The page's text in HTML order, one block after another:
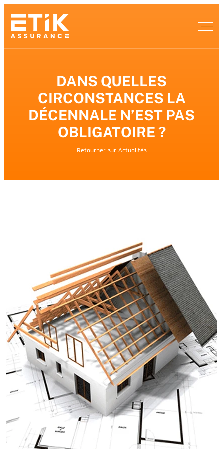
DANS QUELLES
CIRCONSTANCES LA
DÉCENNALE N’EST PAS
OBLIGATOIRE ?
Retourner sur Actualités